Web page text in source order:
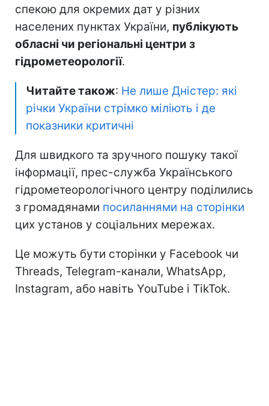
спекою для окремих дат у різних
населених пунктах України, публікують
обласні чи регіональні центри з
гідрометеорології.
Читайте також: Не лише Дністер: які
річки України стрімко міліють і де
показники критичні
Для швидкого та зручного пошуку такої
інформації, прес-служба Українського
гідрометеорологічного центру поділились
з громадянами посиланнями на сторінки
цих установ у соціальних мережах.
Це можуть бути сторінки у Facebook чи
Threads, Telegram-канали, WhatsApp,
Instagram, або навіть YouTube і TikTok.